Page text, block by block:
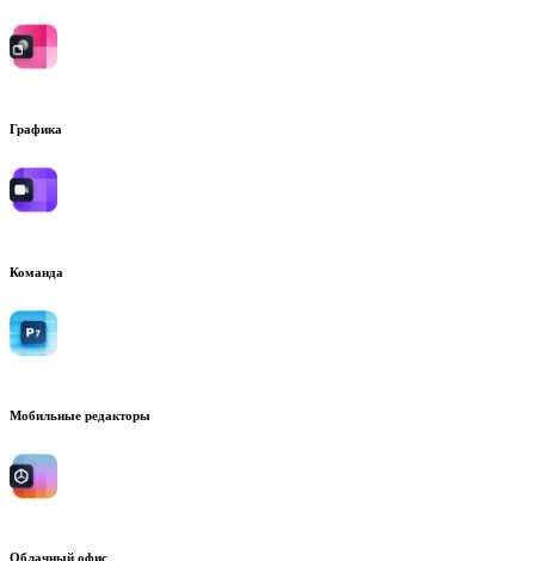
Графика
Команда
Мобильные редакторы
Облачный офис